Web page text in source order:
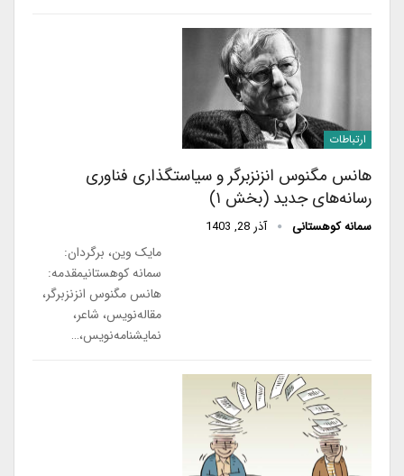
ارتباطات
هانس مگنوس انزنزبرگر و سیاستگذاری فناوری
رسانه‌های جدید (بخش ۱)
سمانه کوهستانی آذر 28, 1403
مایک وین، برگردان:
سمانه کوهستانیمقدمه:
هانس مگنوس انزنزبرگر،
مقاله‌نویس، شاعر،
نمایشنامه‌نویس،…